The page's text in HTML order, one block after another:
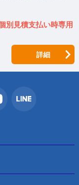
別見積支払い時専用
詳細